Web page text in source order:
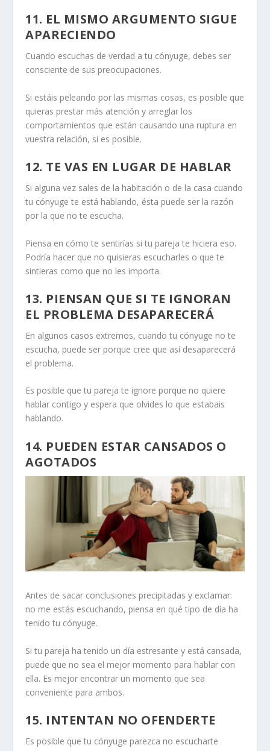
11. EL MISMO ARGUMENTO SIGUE
APARECIENDO
Cuando escuchas de verdad a tu cónyuge, debes ser
consciente de sus preocupaciones.
Si estáis peleando por las mismas cosas, es posible que
quieras prestar más atención y arreglar los
comportamientos que están causando una ruptura en
vuestra relación, si es posible.
12. TE VAS EN LUGAR DE HABLAR
Si alguna vez sales de la habitación o de la casa cuando
tu cónyuge te está hablando, ésta puede ser la razón
por la que no te escucha.
Piensa en cómo te sentirías si tu pareja te hiciera eso.
Podría hacer que no quisieras escucharles o que te
sintieras como que no les importa.
13. PIENSAN QUE SI TE IGNORAN
EL PROBLEMA DESAPARECERÁ
En algunos casos extremos, cuando tu cónyuge no te
escucha, puede ser porque cree que así desaparecerá
el problema.
Es posible que tu pareja te ignore porque no quiere
hablar contigo y espera que olvides lo que estabais
hablando.
14. PUEDEN ESTAR CANSADOS O
AGOTADOS
Antes de sacar conclusiones precipitadas y exclamar:
no me estás escuchando, piensa en qué tipo de día ha
tenido tu cónyuge.
Si tu pareja ha tenido un día estresante y está cansada,
puede que no sea el mejor momento para hablar con
ella. Es mejor encontrar un momento que sea
conveniente para ambos.
15. INTENTAN NO OFENDERTE
Es posible que tu cónyuge parezca no escucharte